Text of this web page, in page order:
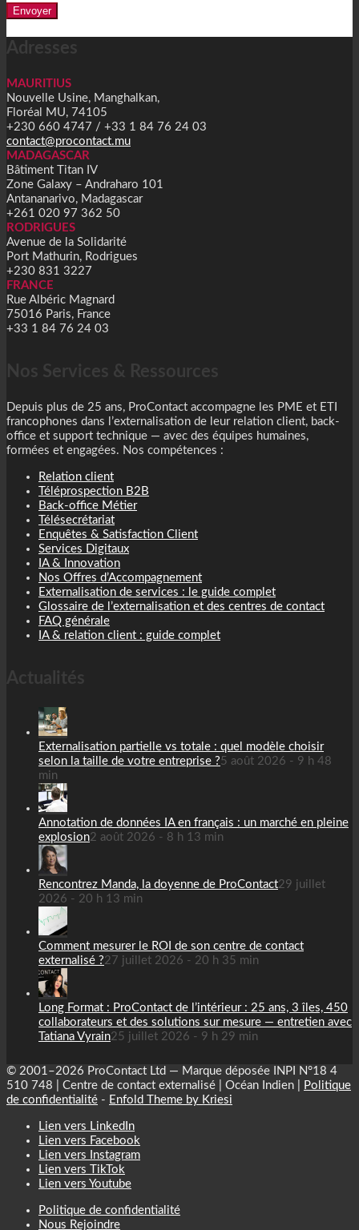
Adresses
MAURITIUS
Nouvelle Usine, Manghalkan,
Floréal MU, 74105
+230 660 4747 / +33 1 84 76 24 03
contact@procontact.mu
MADAGASCAR
Bâtiment Titan IV
Zone Galaxy – Andraharo 101
Antananarivo, Madagascar
+261 020 97 362 50
RODRIGUES
Avenue de la Solidarité
Port Mathurin, Rodrigues
+230 831 3227
FRANCE
Rue Albéric Magnard
75016 Paris, France
+33 1 84 76 24 03
Nos Services & Ressources
Depuis plus de 25 ans, ProContact accompagne les PME et ETI
francophones dans l’externalisation de leur relation client, back-
office et support technique — avec des équipes humaines,
formées et engagées. Nos compétences :
Relation client
Téléprospection B2B
Back-office Métier
Télésecrétariat
Enquêtes & Satisfaction Client
Services Digitaux
IA & Innovation
Nos Offres d’Accompagnement
Externalisation de services : le guide complet
Glossaire de l’externalisation et des centres de contact
FAQ générale
IA & relation client : guide complet
Actualités
Externalisation partielle vs totale : quel modèle choisir
selon la taille de votre entreprise ?5 août 2026 - 9 h 48
min
Annotation de données IA en français : un marché en pleine
explosion2 août 2026 - 8 h 13 min
Rencontrez Manda, la doyenne de ProContact29 juillet
2026 - 20 h 13 min
Comment mesurer le ROI de son centre de contact
externalisé ?27 juillet 2026 - 20 h 35 min
Long Format : ProContact de l’intérieur : 25 ans, 3 îles, 450
collaborateurs et des solutions sur mesure — entretien avec
Tatiana Vyrain25 juillet 2026 - 9 h 29 min
© 2001–2026 ProContact Ltd — Marque déposée INPI N°18 4
510 748 | Centre de contact externalisé | Océan Indien |
Politique
de confidentialité - Enfold Theme by Kriesi
Lien vers LinkedIn
Lien vers Facebook
Lien vers Instagram
Lien vers TikTok
Lien vers Youtube
Politique de confidentialité
Nous Rejoindre